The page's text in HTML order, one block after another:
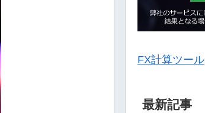
FX計算ツール
最新記事